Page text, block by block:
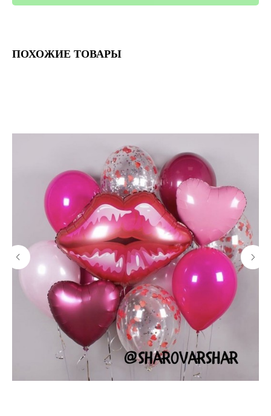
ПОХОЖИЕ ТОВАРЫ